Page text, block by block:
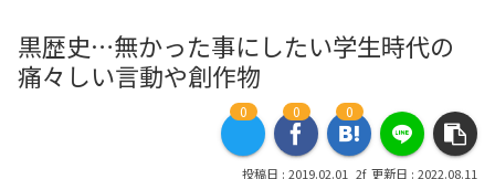
黒歴史…無かった事にしたい学生時代の
痛々しい言動や創作物
0 0 0
2019.02.01 2022.08.11